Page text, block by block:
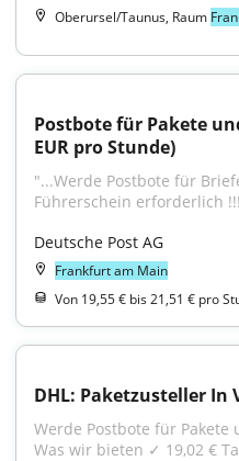
Oberursel/Taunus, Raum
Postbote für Pakete
EUR pro Stunde)
"...Werde Postbote für
Führerschein erforderlich
Deutsche Post AG
Frankfurt am Main
Von 19,55 € bis 21,51 € pro
DHL: Paketzusteller In
Werde Postbote für
Was wir bieten ✓ 19,02 €